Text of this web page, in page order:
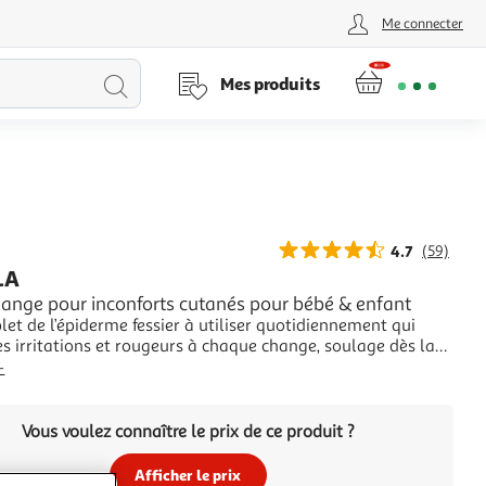
Me connecter
Lancer
Mes produits
4.7 (59)
pour inconforts cutanés pour bébé & enfant
de l’épiderme fessier à utiliser quotidiennement qui
irritations et rougeurs à chaque change, soulage dès la
et répare la peau durablement. Utilisable dès la
de néonatologie). La Crème change 123 de
une triple effic
Vous voulez connaître le prix de ce produit ?
Afficher le prix